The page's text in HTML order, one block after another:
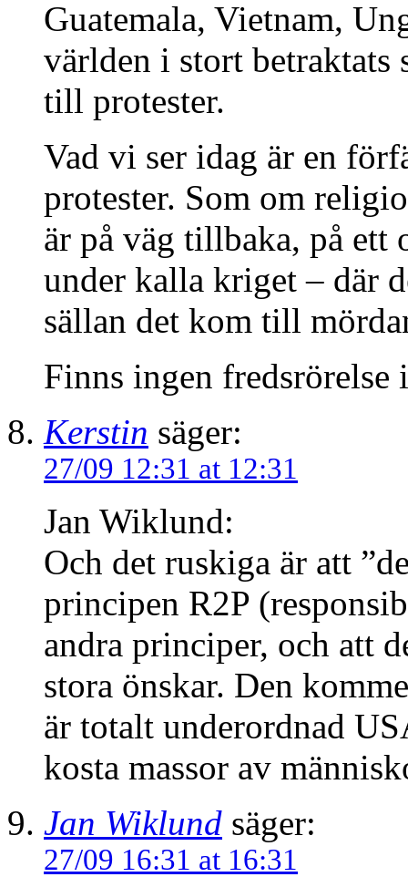
Guatemala, Vietnam,
världen i stort
till protester.
Vad vi ser idag är en
protester. Som om
är på väg tillbaka, på ett
under kalla kriget – där
sällan det kom till
Finns ingen fredsrörelse
Kerstin säger:
27/09 12:31 at 12:31
Jan Wiklund:
Och det ruskiga är att
principen R2P
andra principer, och att
stora önskar. Den
är totalt underordnad
kosta massor av
Jan Wiklund säger:
27/09 16:31 at 16:31